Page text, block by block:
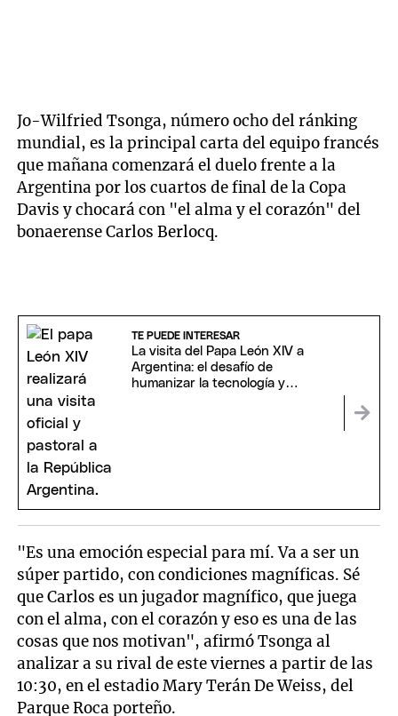
Jo-Wilfried Tsonga, número ocho del ránking
mundial, es la principal carta del equipo francés
que mañana comenzará el duelo frente a la
Argentina por los cuartos de final de la Copa
Davis y chocará con "el alma y el corazón" del
bonaerense Carlos Berlocq.
TE PUEDE INTERESAR
La visita del Papa León XIV a
Argentina: el desafío de
humanizar la tecnología y
"Es una emoción especial para mí. Va a ser un
súper partido, con condiciones magníficas. Sé
que Carlos es un jugador magnífico, que juega
con el alma, con el corazón y eso es una de las
cosas que nos motivan", afirmó Tsonga al
analizar a su rival de este viernes a partir de las
10:30, en el estadio Mary Terán De Weiss, del
Parque Roca porteño.